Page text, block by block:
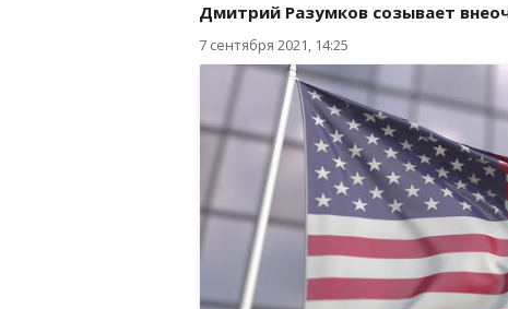
Дмитрий Разумков созывает
7 сентября 2021, 14:25